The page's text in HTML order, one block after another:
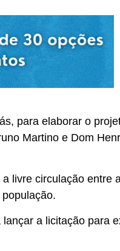
para elaborar o
Martino e Dom
livre circulação entre
a licitação para